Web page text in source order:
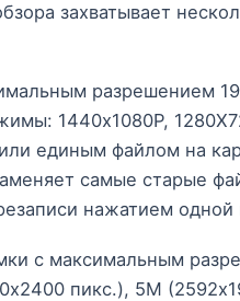
захватывает
разрешением
1440х1080P,
единым файлом на
самые старые
нажатием одной
с максимальным
пикс.), 5M